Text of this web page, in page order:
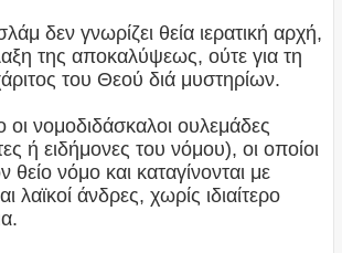
δεν γνωρίζει θεία ιερατική αρχή,
της αποκαλύψεως, ούτε για τη
του Θεού διά μυστηρίων.
νομοδιδάσκαλοι ουλεμάδες
ή ειδήμονες του νόμου), οι οποίοι
νόμο και καταγίνονται με
λαϊκοί άνδρες, χωρίς ιδιαίτερο